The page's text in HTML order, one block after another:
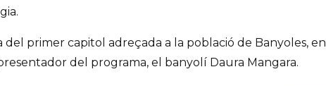
primer capitol adreçada a la població de Banyoles, en
del programa, el banyolí Daura Mangara.